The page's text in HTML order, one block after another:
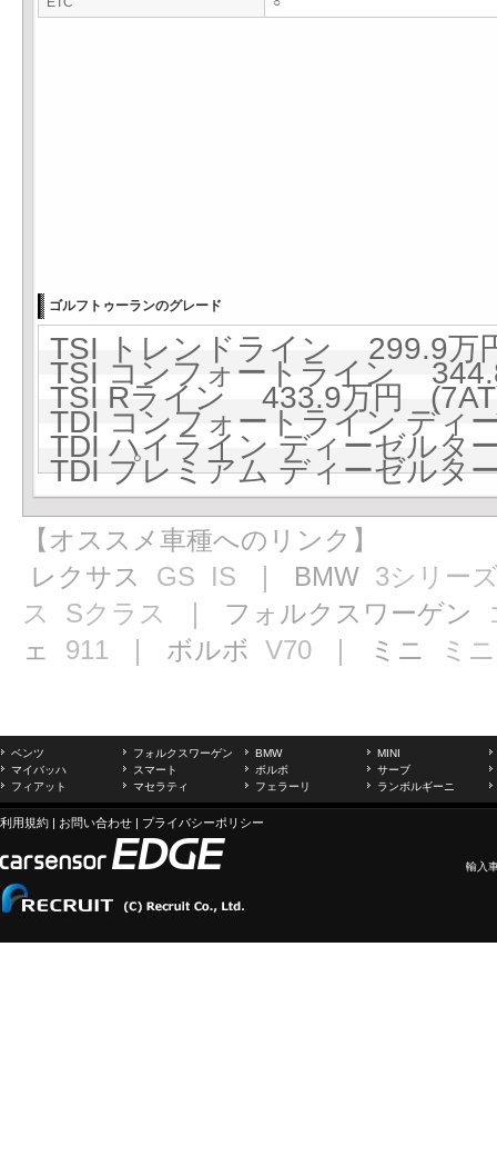
ゴルフトゥーランのグレード
TSI トレンドライン 299.9万
TSI コンフォートライン
TSI Rライン 433.9万円
TDI コンフォートライン デ
TDI ハイライン ディーゼル
TDI プレミアム ディーゼル
【オススメ車種へのリンク】
レクサス GS IS ｜ BMW 3シリー
ス
Sクラス ｜ フォルクスワーゲン
ェ 911 ｜ ボルボ V70 ｜ ミニ ミニ
ベンツ フォルクスワーゲン BMW
MINI
マイバッハ
スマート ボルボ
サーブ
フィアット
マセラティ フェラーリ ランボルギーニ
利用規約 | お問い合わせ | プライバシーポリシー
輸入